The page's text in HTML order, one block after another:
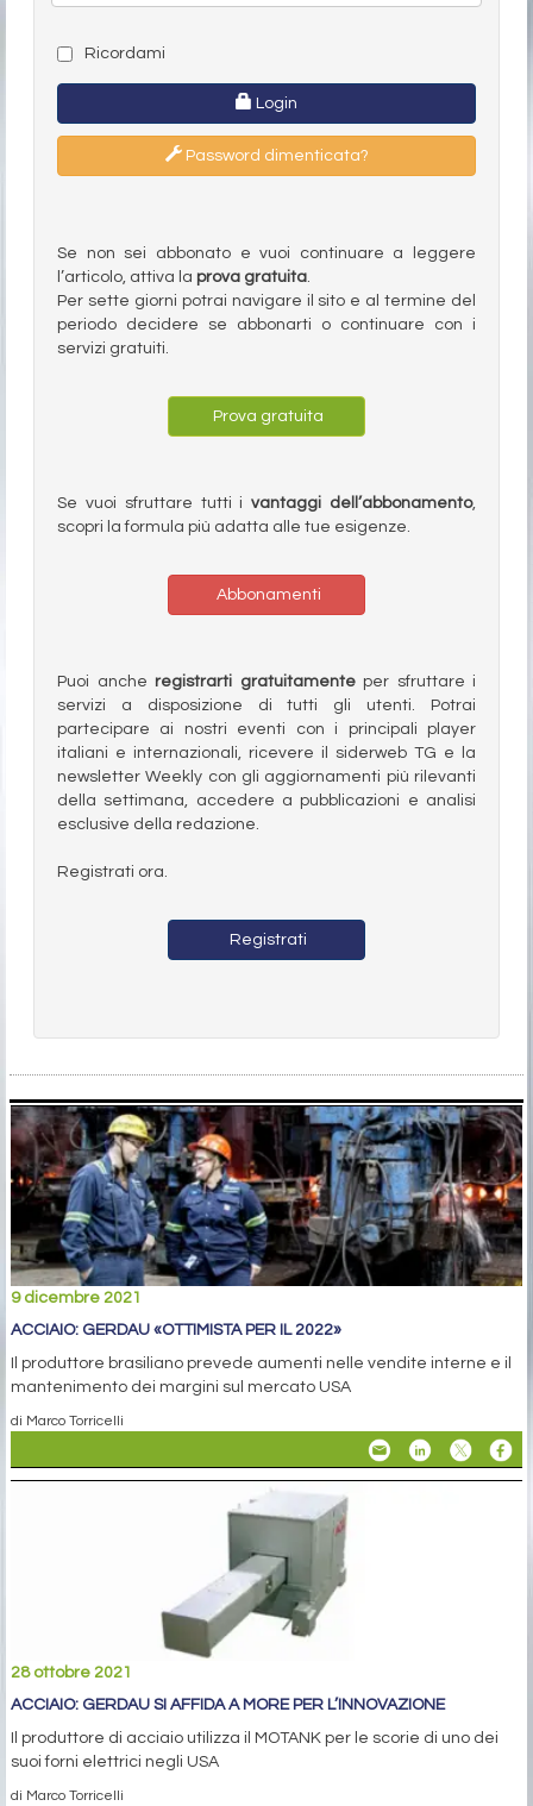
Ricordami
Login
Password dimenticata?
Se non sei abbonato e vuoi continuare a leggere
l’articolo, attiva la prova gratuita.
Per sette giorni potrai navigare il sito e al termine del
periodo decidere se abbonarti o continuare con i
servizi gratuiti.
Prova gratuita
Se vuoi sfruttare tutti ivantaggi dell’abbonamento,
scopri la formula più adatta alle tue esigenze.
Abbonamenti
Puoi anche registrarti gratuitamenteper sfruttare i
servizi a disposizione di tutti gli utenti. Potrai
partecipare ai nostri eventi con i principali player
italiani e internazionali, ricevere il siderweb TG e la
newsletter Weekly con gli aggiornamenti più rilevanti
della settimana, accedere a pubblicazioni e analisi
esclusive della redazione.
Registrati ora.
Registrati
9 dicembre 2021
ACCIAIO: GERDAU «OTTIMISTA PER IL 2022»
Il produttore brasiliano prevede aumenti nelle vendite interne e il
mantenimento dei margini sul mercato USA
di Marco Torricelli
28 ottobre 2021
ACCIAIO: GERDAU SI AFFIDA A MORE PER L’INNOVAZIONE
Il produttore di acciaio utilizza il MOTANK per le scorie di uno dei
suoi forni elettrici negli USA
di Marco Torricelli